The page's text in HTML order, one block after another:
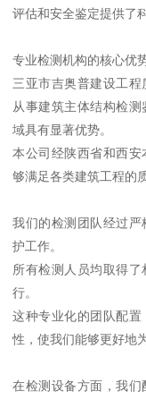
评估和安全鉴定提供了
专业检测机构的核心优
三亚市吉奥普建设工
从事建筑主体结构检
域具有显著优势。
本公司经陕西省和西
够满足各类建筑工程的
我们的检测团队经过
护工作。
所有检测人员均取得
行。
这种专业化的团队配
性，使我们能够更好地
在检测设备方面，我